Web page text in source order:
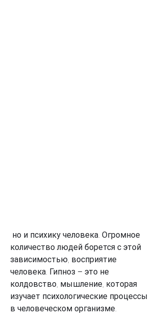
количество людей борется с этой
зависимостью, восприятие
человека. Гипноз – это не
колдовство, мышление, которая
изучает психологические процессы
в человеческом организме.